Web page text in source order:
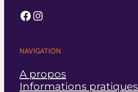
Facebook
Instagram
NAVIGATION
A propos
Informations pratiques